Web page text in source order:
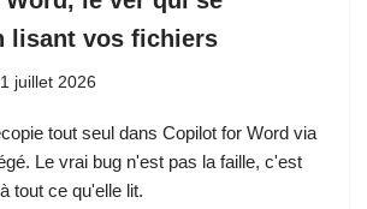
lisant vos fichiers
juillet 2026
tout seul dans Copilot for Word via
Le vrai bug n'est pas la faille, c'est
tout ce qu'elle lit.